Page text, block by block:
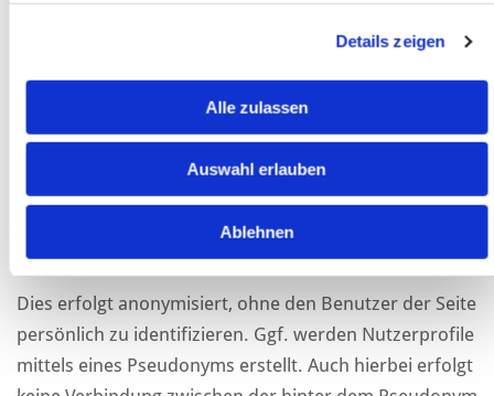
Details zeigen
Alle zulassen
Auswahl erlauben
Ablehnen
Erhebung und Speicherung von Nutzungsdaten
Zur Optimierung unserer Webseite sammeln und
speichern wir für 30 Tage Daten wie z. B. Datum und
Uhrzeit des Seitenaufrufs, die Seite, von der Sie unsere
Seite aufgerufen haben und ähnliches, sofern Sie
dieser Datenerhebung und -speicherung nicht
Dies erfolgt anonymisiert, ohne den Benutzer der Seite
persönlich zu identifizieren. Ggf. werden Nutzerprofile
mittels eines Pseudonyms erstellt. Auch hierbei erfolgt